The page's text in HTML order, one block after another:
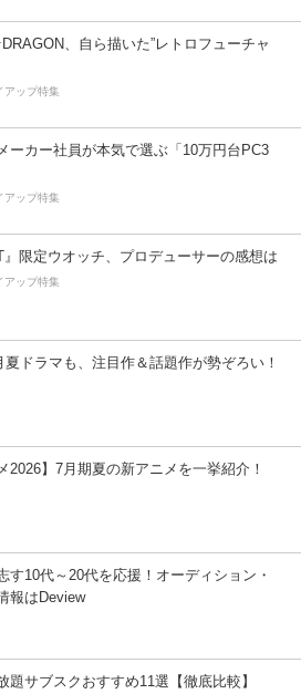
、自ら描いた”レトロフューチャ
アップ特集
ーカー社員が本気で選ぶ「10万円台PC3
アップ特集
』限定ウオッチ、プロデューサーの感想は
アップ特集
夏ドラマも、注目作＆話題作が勢ぞろい！
2026】7月期夏の新アニメを一挙紹介！
す10代～20代を応援！オーディション・
報はDeview
題サブスクおすすめ11選【徹底比較】